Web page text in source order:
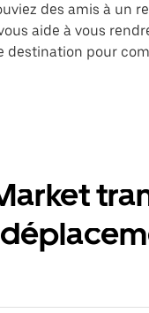
des amis à un
aide à vous
destination pour